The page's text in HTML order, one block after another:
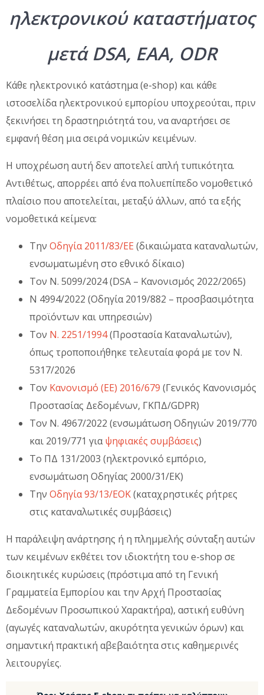
ηλεκτρονικού καταστήματος
μετά DSA, EAA, ODR
Κάθε ηλεκτρονικό κατάστημα (e-shop) και κάθε
ιστοσελίδα ηλεκτρονικού εμπορίου υποχρεούται, πριν
ξεκινήσει τη δραστηριότητά του, να αναρτήσει σε
εμφανή θέση μια σειρά νομικών κειμένων.
Η υποχρέωση αυτή δεν αποτελεί απλή τυπικότητα.
Αντιθέτως, απορρέει από ένα πολυεπίπεδο νομοθετικό
πλαίσιο που αποτελείται, μεταξύ άλλων, από τα εξής
νομοθετικά κείμενα:
Την Οδηγία 2011/83/ΕΕ (δικαιώματα καταναλωτών,
ενσωματωμένη στο εθνικό δίκαιο)
Τον Ν. 5099/2024 (DSA – Κανονισμός 2022/2065)
Ν 4994/2022 (Οδηγία 2019/882 – προσβασιμότητα
προϊόντων και υπηρεσιών)
Τον Ν. 2251/1994(Προστασία Καταναλωτών),
όπως τροποποιήθηκε τελευταία φορά με τον Ν.
5317/2026
Τον Κανονισμό (ΕΕ) 2016/679 (Γενικός Κανονισμός
Προστασίας Δεδομένων, ΓΚΠΔ/GDPR)
Τον Ν. 4967/2022 (ενσωμάτωση Οδηγιών 2019/770
και 2019/771 γιαψηφιακές συμβάσεις)
Το ΠΔ 131/2003 (ηλεκτρονικό εμπόριο,
ενσωμάτωση Οδηγίας 2000/31/ΕΚ)
Την Οδηγία 93/13/ΕΟΚ(καταχρηστικές ρήτρες
στις καταναλωτικές συμβάσεις)
Η παράλειψη ανάρτησης ή η πλημμελής σύνταξη αυτών
των κειμένων εκθέτει τον ιδιοκτήτη του e-shop σε
διοικητικές κυρώσεις (πρόστιμα από τη Γενική
Γραμματεία Εμπορίου και την Αρχή Προστασίας
Δεδομένων Προσωπικού Χαρακτήρα), αστική ευθύνη
(αγωγές καταναλωτών, ακυρότητα γενικών όρων) και
σημαντική πρακτική αβεβαιότητα στις καθημερινές
λειτουργίες.